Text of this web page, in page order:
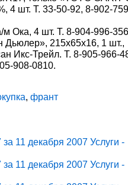
4 шт. Т. 33-50-92, 8-902-
Ока, 4 шт. Т. 8-904-996-
Дьюлер», 215х65х16, 1 шт.,
Икс-Трейл. Т. 8-905-966-
908-0810.
,франт
11 декабря 2007 Услуги -
11 декабря 2007 Услуги -